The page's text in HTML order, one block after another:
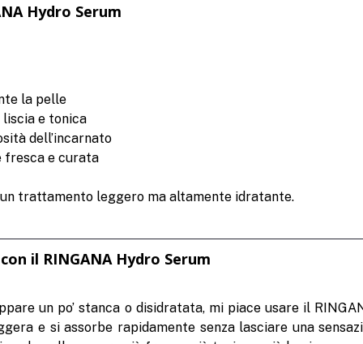
Hydro Serum
la pelle
e tonica
dell’incarnato
fresca e curata
trattamento leggero ma altamente idratante.
il RINGANA Hydro Serum
un po’ stanca o disidratata, mi piace usare il
e si assorbe rapidamente senza lasciare una